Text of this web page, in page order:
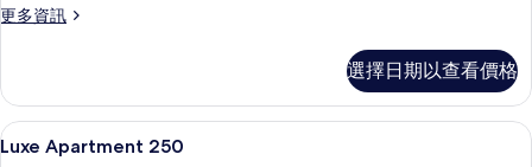
有
更多資訊
更
230
的
詳
選擇日期以查看價格
顯
Luxe Apartment 250 | 起居區 | 55-
18
Luxe Apartment 250